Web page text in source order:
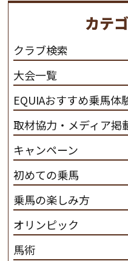
さと魅力を追求します。
だわります。 私たちは、
ンプ乗馬クラブ九州のツ
カテ
クラブ検索
大会一覧
EQUIAおすすめ乗馬体
取材協力・メディア掲
キャンペーン
初めての乗馬
乗馬の楽しみ方
オリンピック
馬術